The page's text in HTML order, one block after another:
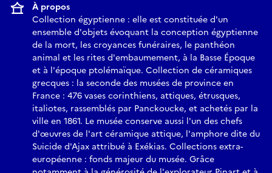
À propos
Collection égyptienne : elle est constituée d'un
ensemble d'objets évoquant la conception égyptienne
de la mort, les croyances funéraires, le panthéon
animal et les rites d'embaumement, à la Basse Époque
et à l'époque ptolémaïque. Collection de céramiques
grecques : la seconde des musées de province en
France : 476 vases corinthiens, attiques, étrusques,
italiotes, rassemblés par Panckoucke, et achetés par la
ville en 1861. Le musée conserve aussi l'un des chefs
d'œuvres de l'art céramique attique, l'amphore dite du
Suicide d'Ajax attribué à Exékias. Collections extra-
européenne : fonds majeur du musée. Grâce